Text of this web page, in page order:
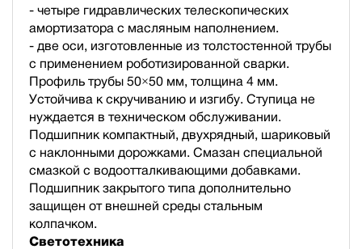
- четыре гидравлических телескопических
амортизатора с масляным наполнением.
- две оси, изготовленные из толстостенной трубы
с применением роботизированной сварки.
Профиль трубы 50×50 мм, толщина 4 мм.
Устойчива к скручиванию и изгибу. Ступица не
нуждается в техническом обслуживании.
Подшипник компактный, двухрядный, шариковый
с наклонными дорожками. Смазан специальной
смазкой с водоотталкивающими добавками.
Подшипник закрытого типа дополнительно
защищен от внешней среды стальным
колпачком.
Светотехника